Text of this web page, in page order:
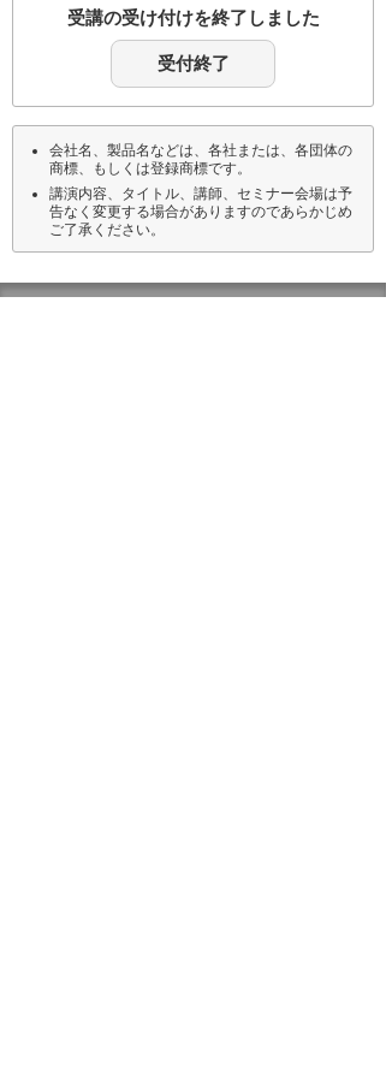
受講の受け付けを終了しました
受付終了
会社名、製品名などは、各社または、各団体の
商標、もしくは登録商標です。
講演内容、タイトル、講師、セミナー会場は予
告なく変更する場合がありますのであらかじめ
ご了承ください。